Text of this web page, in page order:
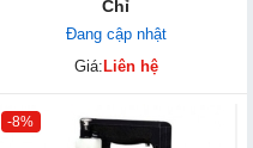
Chỉ
Đang cập nhật
Giá:Liên hệ
-8%